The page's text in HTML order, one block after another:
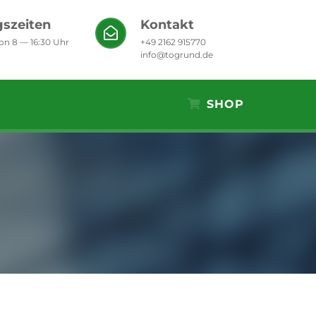
8 — 16:30 Uhr
Kontakt
+49 2162 915770
info@togrund.de
SHOP